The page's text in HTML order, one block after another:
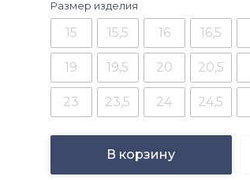
Размер изделия
15 15,5 16 16,5
19 19,5 20 20,5
23 23,5 24 24,5
В корзину